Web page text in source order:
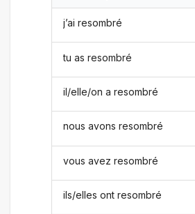
j’ai resombré
tu as resombré
il/elle/on a resombré
nous avons resombré
vous avez resombré
ils/elles ont resombré